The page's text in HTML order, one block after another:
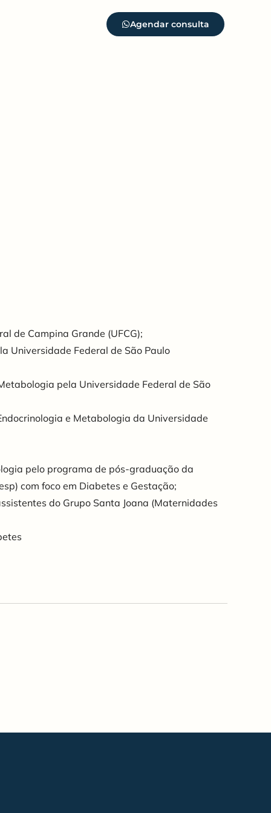
Agendar consulta
de Campina Grande (UFCG);
Universidade Federal de São Paulo
pela Universidade Federal de São
e Metabologia da Universidade
pelo programa de pós-graduação da
com foco em Diabetes e Gestação;
do Grupo Santa Joana (Maternidades